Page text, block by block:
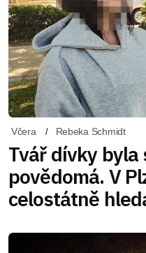
Včera Rebeka Schmidt
Tvář dívky
povědomá. V
celostátně